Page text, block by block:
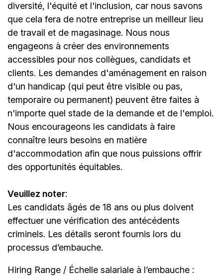
diversité, l'équité et l'inclusion, car nous savons
que cela fera de notre entreprise un meilleur lieu
de travail et de magasinage. Nous nous
engageons à créer des environnements
accessibles pour nos collègues, candidats et
clients. Les demandes d'aménagement en raison
d'un handicap (qui peut être visible ou pas,
temporaire ou permanent) peuvent être faites à
n'importe quel stade de la demande et de l'emploi.
Nous encourageons les candidats à faire
connaître leurs besoins en matière
d'accommodation afin que nous puissions offrir
des opportunités équitables.
Veuillez noter:
Les candidats âgés de 18 ans ou plus doivent
effectuer une vérification des antécédents
criminels. Les détails seront fournis lors du
processus d’embauche.
Hiring Range / Échelle salariale à l’embauche :